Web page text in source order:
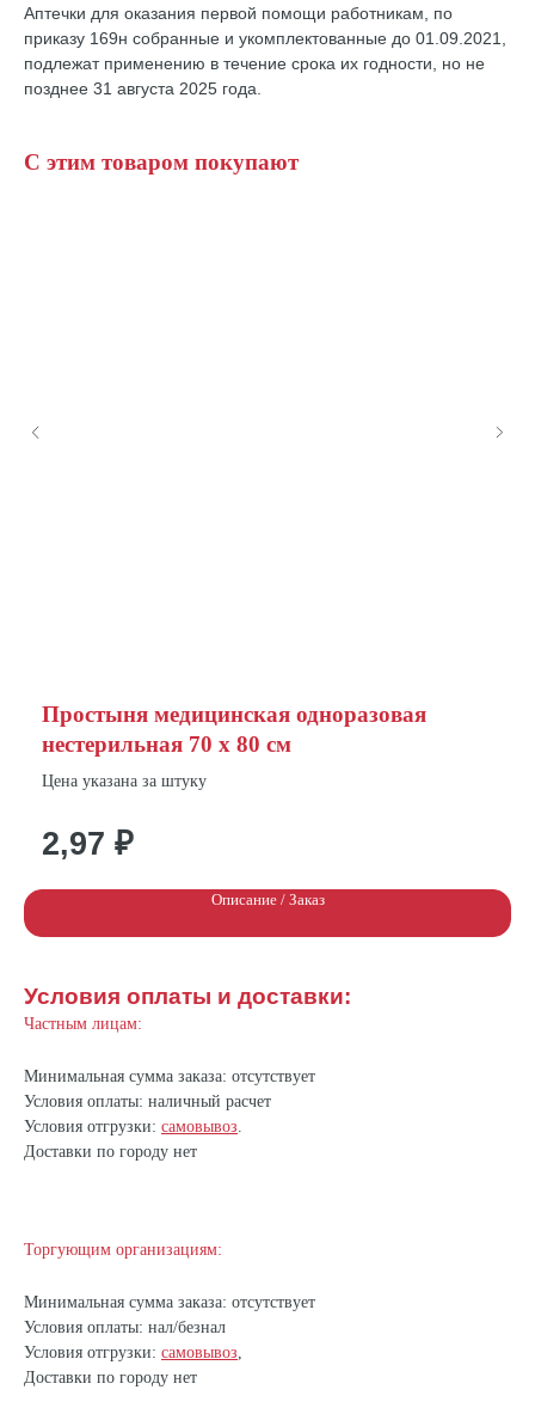
Аптечки для оказания первой помощи работникам, по
приказу 169н собранные и укомплектованные до 01.09.2021,
подлежат применению в течение срока их годности, но не
позднее 31 августа 2025 года.
С этим товаром покупают
Простыня медицинская одноразовая
нестерильная 70 х 80 см
Цена указана за штуку
2,97 ₽
Описание / Заказ
Условия оплаты и доставки:
Частным лицам:
Минимальная сумма заказа: отсутствует
Условия оплаты: наличный расчет
Условия отгрузки: самовывоз.
Доставки по городу нет
Торгующим организациям:
Минимальная сумма заказа: отсутствует
Условия оплаты: нал/безнал
Условия отгрузки: самовывоз,
Доставки по городу нет